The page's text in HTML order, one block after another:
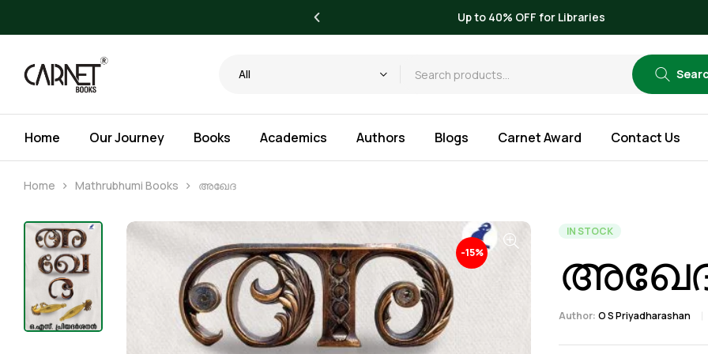
Up to 40% OFF for Libraries
All
Home Our Journey Books Academics Authors Blogs Carnet Award Contact Us
Home Mathrubhumi Books അഖേദ
-15%
IN STOCK
Author: O S Priyadharashan